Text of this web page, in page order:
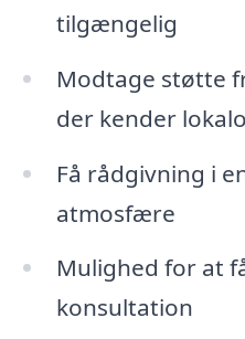
tilgængelig
Modtage støtte
der kender
Få rådgivning i
atmosfære
Mulighed for at
konsultation